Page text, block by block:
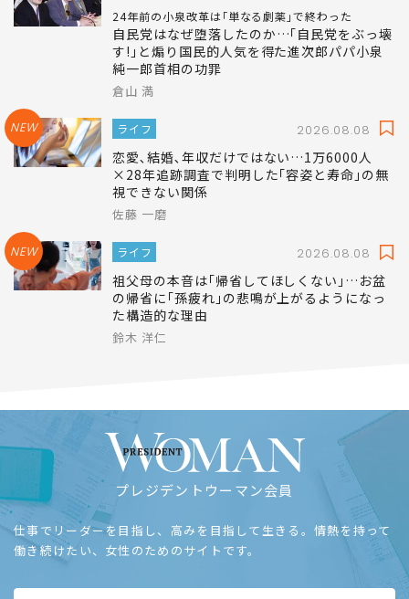
24年前の小泉改革は｢単なる劇薬｣で終わった
自民党はなぜ堕落したのか…｢自民党をぶっ壊
す!｣と煽り国民的人気を得た進次郎パパ小泉
純一郎首相の功罪
倉山 満
NEW ライフ 2026.08.08
恋愛､結婚､年収だけではない…1万6000人
×28年追跡調査で判明した｢容姿と寿命｣の無
視できない関係
佐藤 一磨
NEW ライフ 2026.08.08
祖父母の本音は｢帰省してほしくない｣…お盆
の帰省に｢孫疲れ｣の悲鳴が上がるようになっ
た構造的な理由
鈴木 洋仁
プレジデントウーマン会員
仕事でリーダーを目指し、高みを目指して生きる。情熱を持って
働き続けたい、女性のためのサイトです。